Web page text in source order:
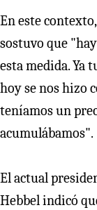
En este
sostuvo que
esta medida. Ya
hoy se nos hizo
teníamos un
acumulábamos".
El actual
Hebbel indicó